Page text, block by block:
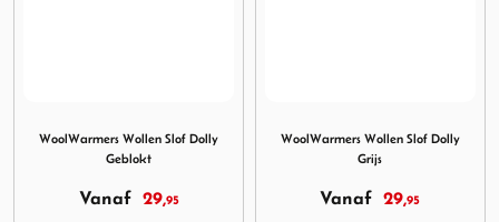
WoolWarmers Wollen Slof Dolly
Geblokt
Vanaf 29,95
WoolWarmers Wollen Slof Dolly
Grijs
Vanaf29,95